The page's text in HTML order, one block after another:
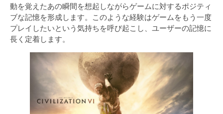
動を覚えたあの瞬間を想起しながらゲームに対するポジティ
ブな記憶を形成します。このような経験はゲームをもう一度
プレイしたいという気持ちを呼び起こし、ユーザーの記憶に
長く定着します。